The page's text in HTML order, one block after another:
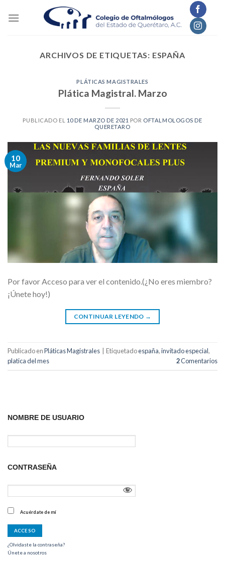
ARCHIVOS DE ETIQUETAS: ESPAÑA
PLÁTICAS MAGISTRALES
Plática Magistral. Marzo
PUBLICADO EL 10 DE MARZO DE 2021 POR OFTALMOLOGOS DE
QUERETARO
10
Mar
Por favor Acceso para ver el contenido.(¿No eres miembro?
¡Únete hoy!)
CONTINUAR LEYENDO →
Publicado enPláticas Magistrales Etiquetadoespaña,invitado especial,
platica del mes
2Comentarios
NOMBRE DE USUARIO
CONTRASEÑA
Acuérdate de mí
¿Olvidaste la contraseña?
Únete a nosotros